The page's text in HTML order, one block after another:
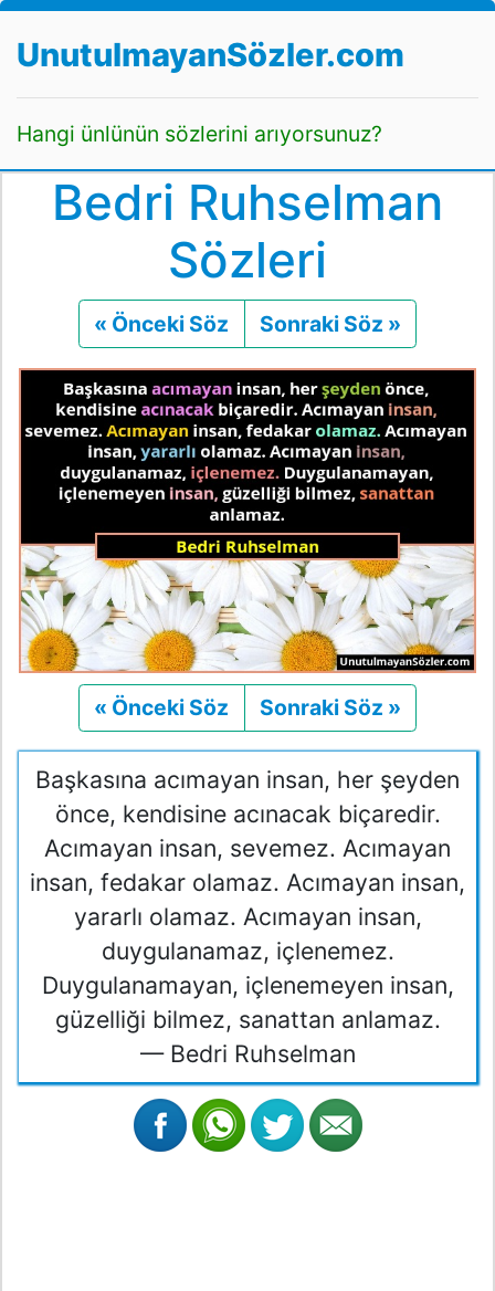
UnutulmayanSözler.com
Hangi ünlünün sözlerini arıyorsunuz?
Bedri Ruhselman
Sözleri
« Önceki Söz Önceki
Sonraki Söz »
« Önceki Söz Önceki
Sonraki Söz »
Başkasına acımayan insan, her şeyden
önce, kendisine acınacak biçaredir.
Acımayan insan, sevemez. Acımayan
insan, fedakar olamaz. Acımayan insan,
yararlı olamaz. Acımayan insan,
duygulanamaz, içlenemez.
Duygulanamayan, içlenemeyen insan,
güzelliği bilmez, sanattan anlamaz.
— Bedri Ruhselman